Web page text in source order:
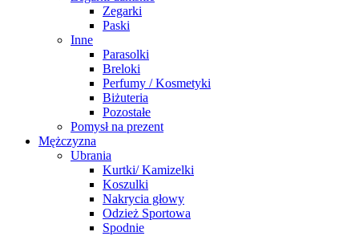
Zegarki
Paski
Inne
Parasolki
Breloki
Perfumy / Kosmetyki
Biżuteria
Pozostałe
Pomysł na prezent
Mężczyzna
Ubrania
Kurtki/ Kamizelki
Koszulki
Nakrycia głowy
Odzież Sportowa
Spodnie